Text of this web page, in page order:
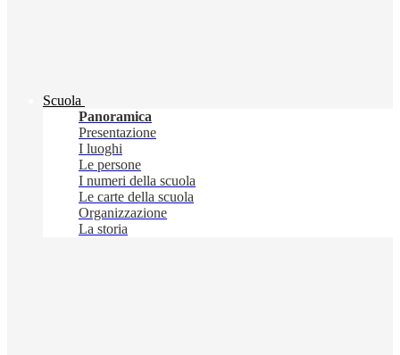
Scuola
Panoramica
Presentazione
I luoghi
Le persone
I numeri della scuola
Le carte della scuola
Organizzazione
La storia